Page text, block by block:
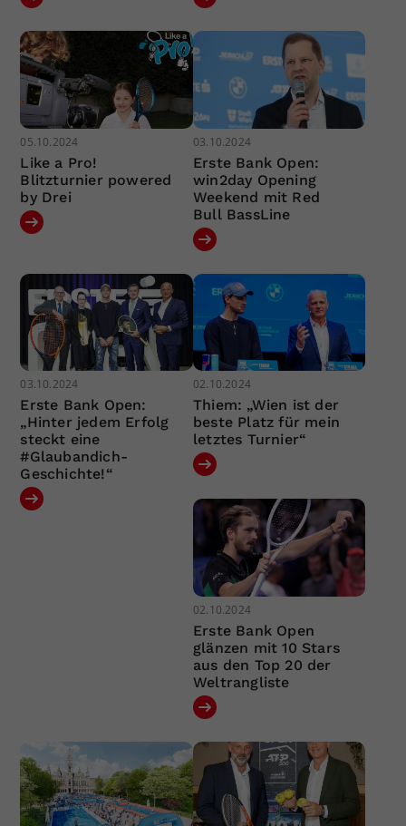
05.10.2024
Like a Pro!
Blitzturnier powered
by Drei
03.10.2024
Erste Bank Open:
win2day Opening
Weekend mit Red
Bull BassLine
03.10.2024
Erste Bank Open:
„Hinter jedem Erfolg
steckt eine
#Glaubandich-
Geschichte!“
02.10.2024
Thiem: „Wien ist der
beste Platz für mein
letztes Turnier“
02.10.2024
Erste Bank Open
glänzen mit 10 Stars
aus den Top 20 der
Weltrangliste